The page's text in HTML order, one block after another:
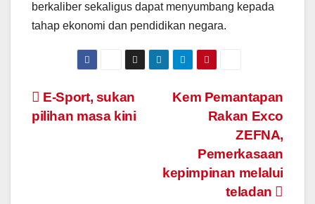
berkaliber sekaligus dapat menyumbang kepada
tahap ekonomi dan pendidikan negara.
Navigasi
kiriman
Kem Pemantapan
Rakan Exco
ZEFNA,
Pemerkasaan
kepimpinan melalui
teladan
E-Sport, sukan
pilihan masa kini